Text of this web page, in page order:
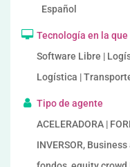
Español
Tecnología en la que
Software Libre |
Logística |
Tipo de agente
ACELERADORA |
INVERSOR,